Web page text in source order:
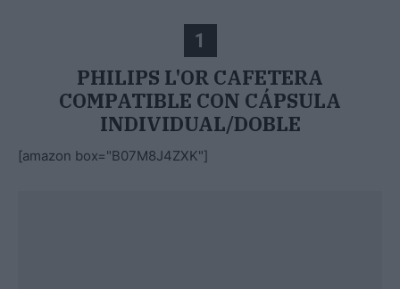
1
PHILIPS L'OR CAFETERA
COMPATIBLE CON CÁPSULA
INDIVIDUAL/DOBLE
[amazon box="B07M8J4ZXK"]